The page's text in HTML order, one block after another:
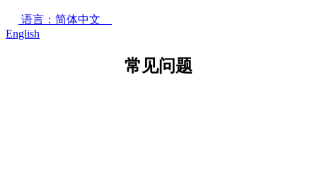
语言：简体中文
English
常见问题